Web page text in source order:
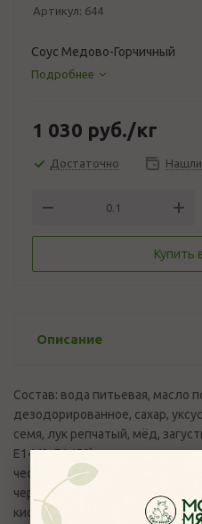
Артикул: 644
Соус Медово-Горчичный
Подробнее
1 030 руб./кг
Достаточно
Купить
Описание
Состав: вода питьевая, масло
дезодорированное, сахар,
семя, лук репчатый, мёд,
Е1442, Е1450), соль, сок
чеснок, лук жареный репчатый
черный, яичный желток,
кислотности уксусная